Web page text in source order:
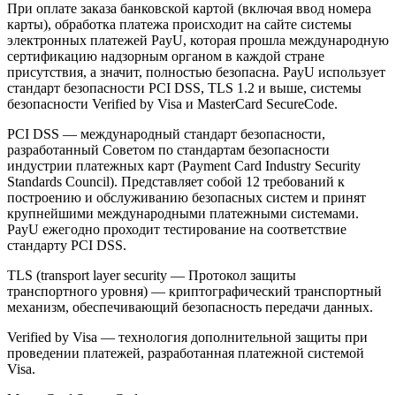
При оплате заказа банковской картой (включая ввод номера
карты), обработка платежа происходит на сайте системы
электронных платежей PayU, которая прошла международную
сертификацию надзорным органом в каждой стране
присутствия, а значит, полностью безопасна. PayU использует
стандарт безопасности PCI DSS, TLS 1.2 и выше, системы
безопасности Verified by Visa и MasterCard SecureCode.
PCI DSS — международный стандарт безопасности,
разработанный Советом по стандартам безопасности
индустрии платежных карт (Payment Card Industry Security
Standards Council). Представляет собой 12 требований к
построению и обслуживанию безопасных систем и принят
крупнейшими международными платежными системами.
PayU ежегодно проходит тестирование на соответствие
стандарту PCI DSS.
TLS (transport layer security — Протокол защиты
транспортного уровня) — криптографический транспортный
механизм, обеспечивающий безопасность передачи данных.
Verified by Visa — технология дополнительной защиты при
проведении платежей, разработанная платежной системой
Visa.